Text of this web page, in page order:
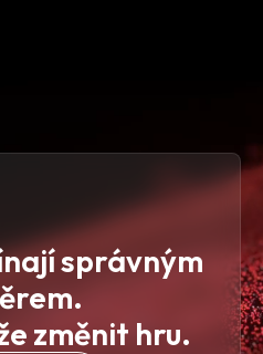
správným
změnit hru.